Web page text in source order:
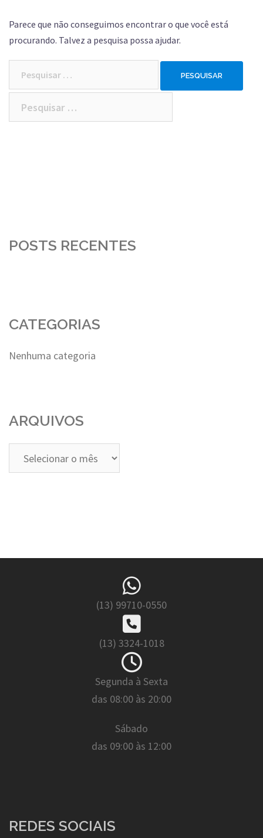
Parece que não conseguimos encontrar o que você está
procurando. Talvez a pesquisa possa ajudar.
Pesquisar
por:
POSTS RECENTES
CATEGORIAS
Nenhuma categoria
ARQUIVOS
Arquivos
(13) 99710-0550
(13) 3324-1018
Segunda à Sexta
das 08:00 às 20:00
Sábado
das 09:00 às 12:00
REDES SOCIAIS